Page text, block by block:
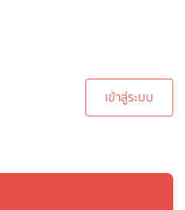
เข้าสู่ระบบ